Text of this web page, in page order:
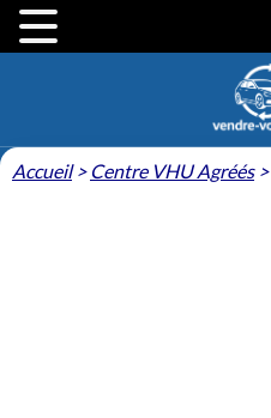
Accueil> Centre VHU Agréés>